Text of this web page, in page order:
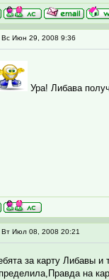
Вс Июн 29, 2008 9:36
Ура! Либава
Вт Июл 08, 2008 20:21
за карту Либавы
на